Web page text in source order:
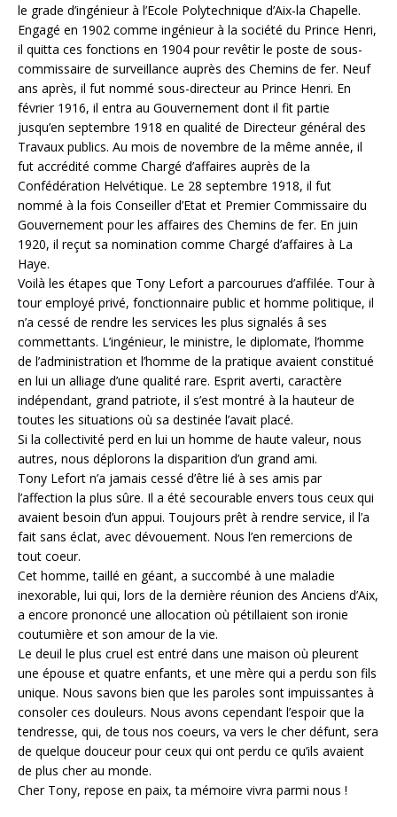
le grade d’ingénieur à l’Ecole Polytechnique d’Aix-la Chapelle.
Engagé en 1902 comme ingénieur à la société du Prince Henri,
il quitta ces fonctions en 1904 pour revêtir le poste de sous-
commissaire de surveillance auprès des Chemins de fer. Neuf
ans après, il fut nommé sous-directeur au Prince Henri. En
février 1916, il entra au Gouvernement dont il fit partie
jusqu’en septembre 1918 en qualité de Directeur général des
Travaux publics. Au mois de novembre de la même année, il
fut accrédité comme Chargé d’affaires auprès de la
Confédération Helvétique. Le 28 septembre 1918, il fut
nommé à la fois Conseiller d’Etat et Premier Commissaire du
Gouvernement pour les affaires des Chemins de fer. En juin
1920, il reçut sa nomination comme Chargé d’affaires à La
Haye.
Voilà les étapes que Tony Lefort a parcourues d’affilée. Tour à
tour employé privé, fonctionnaire public et homme politique, il
n’a cessé de rendre les services les plus signalés â ses
commettants. L’ingénieur, le ministre, le diplomate, l’homme
de l’administration et l’homme de la pratique avaient constitué
en lui un alliage d’une qualité rare. Esprit averti, caractère
indépendant, grand patriote, il s’est montré à la hauteur de
toutes les situations où sa destinée l’avait placé.
Si la collectivité perd en lui un homme de haute valeur, nous
autres, nous déplorons la disparition d’un grand ami.
Tony Lefort n’a jamais cessé d’être lié à ses amis par
l’affection la plus sûre. Il a été secourable envers tous ceux qui
avaient besoin d’un appui. Toujours prêt à rendre service, il l’a
fait sans éclat, avec dévouement. Nous l’en remercions de
tout coeur.
Cet homme, taillé en géant, a succombé à une maladie
inexorable, lui qui, lors de la dernière réunion des Anciens d’Aix,
a encore prononcé une allocation où pétillaient son ironie
coutumière et son amour de la vie.
Le deuil le plus cruel est entré dans une maison où pleurent
une épouse et quatre enfants, et une mère qui a perdu son fils
unique. Nous savons bien que les paroles sont impuissantes à
consoler ces douleurs. Nous avons cependant l’espoir que la
tendresse, qui, de tous nos coeurs, va vers le cher défunt, sera
de quelque douceur pour ceux qui ont perdu ce qu’ils avaient
de plus cher au monde.
Cher Tony, repose en paix, ta mémoire vivra parmi nous !